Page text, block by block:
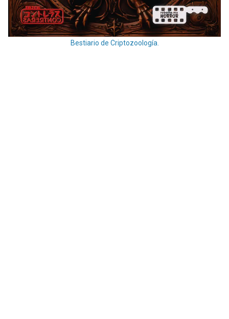
Bestiario de Criptozoología.